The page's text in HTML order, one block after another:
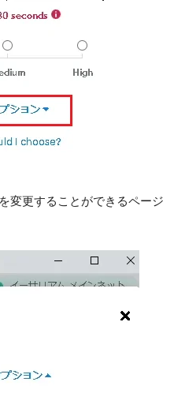
変更することができるページ